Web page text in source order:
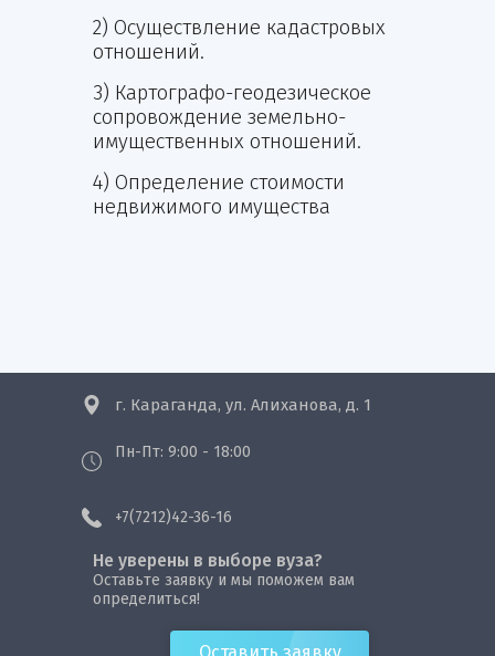
2) Осуществление кадастровых
отношений.
3) Картографо-геодезическое
сопровождение земельно-
имущественных отношений.
4) Определение стоимости
недвижимого имущества
г. Караганда, ул. Алиханова, д. 1
Пн-Пт: 9:00 - 18:00
+7(7212)42-36-16
Не уверены в выборе вуза?
Оставьте заявку и мы поможем вам
определиться!